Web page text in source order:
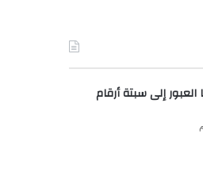
إلى سبتة أرقام